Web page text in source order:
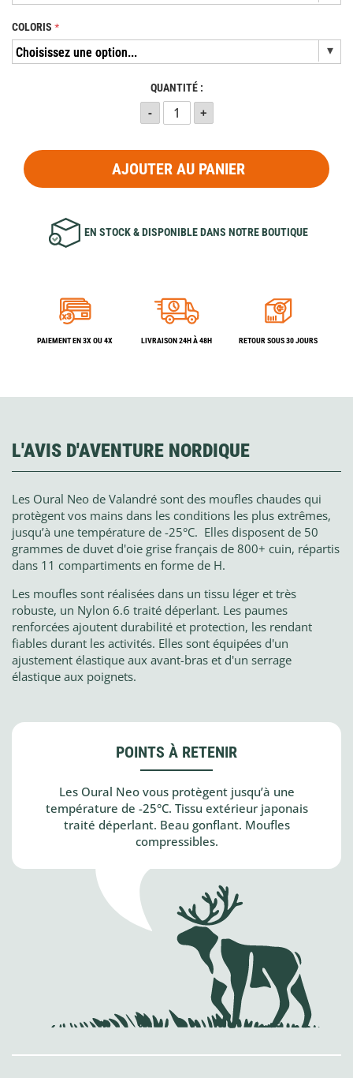
COLORIS
QUANTITÉ :
AJOUTER AU PANIER
EN STOCK & DISPONIBLE DANS NOTRE BOUTIQUE
PAIEMENT EN 3X OU 4X LIVRAISON 24H À 48H RETOUR SOUS 30 JOURS
L'AVIS D'AVENTURE NORDIQUE
Les Oural Neo de Valandré sont des moufles chaudes qui
protègent vos mains dans les conditions les plus extrêmes,
jusqu’à une température de -25°C. Elles disposent de 50
grammes de duvet d'oie grise français de 800+ cuin, répartis
dans 11 compartiments en forme de H.
Les moufles sont réalisées dans un tissu léger et très
robuste, un Nylon 6.6 traité déperlant. Les paumes
renforcées ajoutent durabilité et protection, les rendant
fiables durant les activités. Elles sont équipées d'un
ajustement élastique aux avant-bras et d'un serrage
élastique aux poignets.
POINTS À RETENIR
Les Oural Neo vous protègent jusqu’à une
température de -25°C. Tissu extérieur japonais
traité déperlant. Beau gonflant. Moufles
compressibles.